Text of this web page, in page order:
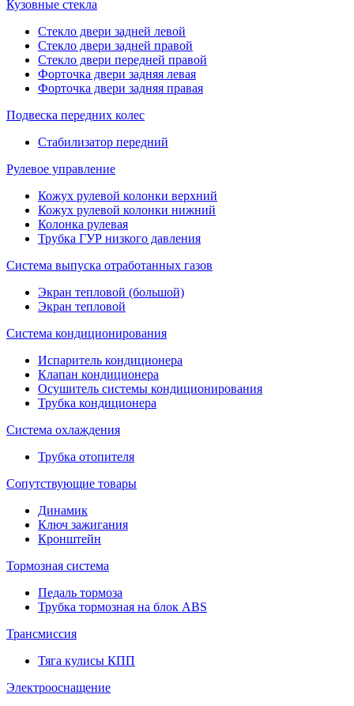
Кузовные стекла
Стекло двери задней левой
Стекло двери задней правой
Стекло двери передней правой
Форточка двери задняя левая
Форточка двери задняя правая
Подвеска передних колес
Стабилизатор передний
Рулевое управление
Кожух рулевой колонки верхний
Кожух рулевой колонки нижний
Колонка рулевая
Трубка ГУР низкого давления
Система выпуска отработанных газов
Экран тепловой (большой)
Экран тепловой
Система кондиционирования
Испаритель кондиционера
Клапан кондиционера
Осушитель системы кондиционирования
Трубка кондиционера
Система охлаждения
Трубка отопителя
Сопутствующие товары
Динамик
Ключ зажигания
Кронштейн
Тормозная система
Педаль тормоза
Трубка тормозная на блок ABS
Трансмиссия
Тяга кулисы КПП
Электрооснащение